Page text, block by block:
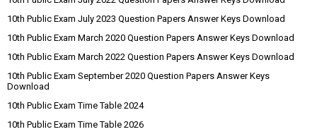
10th Public Exam July 2023 Question Papers Answer Keys Download
10th Public Exam March 2020 Question Papers Answer Keys Download
10th Public Exam March 2022 Question Papers Answer Keys Download
10th Public Exam September 2020 Question Papers Answer Keys
Download
10th Public Exam Time Table 2024
10th Public Exam Time Table 2026